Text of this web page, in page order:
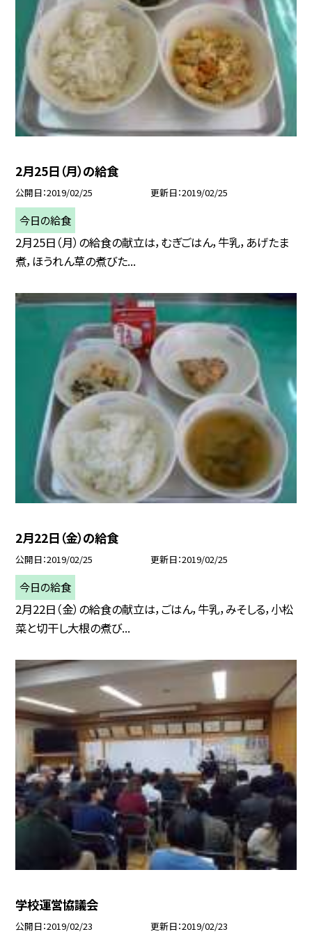
2月25日（月）の給食
公開日 2019/02/25 更新日 2019/02/25
今日の給食
2月25日（月）の給食の献立は，むぎごはん，牛乳，あげたま
煮，ほうれん草の煮びた...
2月22日（金）の給食
公開日 2019/02/25 更新日 2019/02/25
今日の給食
2月22日（金）の給食の献立は，ごはん，牛乳，みそしる，小松
菜と切干し大根の煮び...
学校運営協議会
公開日 2019/02/23 更新日 2019/02/23